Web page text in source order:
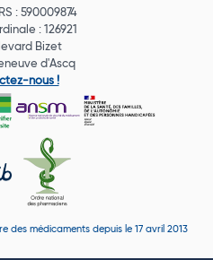
: 590009874
: 126921
Bizet
d'Ascq
nous !
des médicaments depuis le 17 avril 2013